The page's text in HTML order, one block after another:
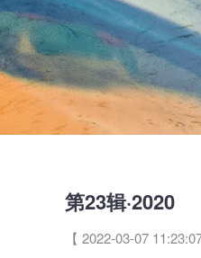
第23辑·2020
【 2022-03-07